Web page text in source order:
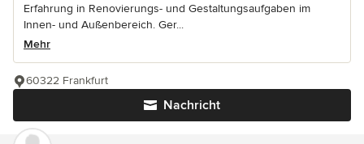
Erfahrung in Renovierungs- und Gestaltungsaufgaben im
Innen- und Außenbereich. Ger...
Mehr
Nachricht
60322 Frankfurt